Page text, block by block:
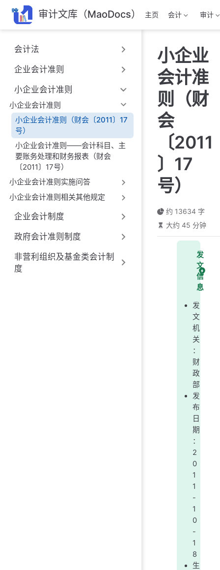
跳
至
主
內
容
审计文库（MaoDocs） 主页 会计 审计
会计法
企业会计准则
小企业会计准则
小企业会计准则
小企业会计准则（财会〔2011〕17
号）
小企业会计准则——会计科目、主
要账务处理和财务报表（财会
〔2011〕17号）
小企业会计准则实施问答
小企业会计准则相关其他规定
企业会计制度
政府会计准则制度
非营利组织及基金类会计制
度
小企业
会计准
则（财
会
〔2011
〕17
号）
约 13634 字
大约 45 分钟
发
文
信
息
发
文
机
关
：
财
政
部
发
布
日
期
：
2
0
1
1
-
1
0
-
1
8
生